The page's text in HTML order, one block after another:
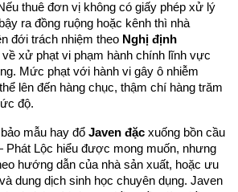
thuê đơn vị không có giấy phép xử lý
ra đồng ruộng hoặc kênh thì nhà
đới trách nhiệm theo Nghị định
về xử phạt vi phạm hành chính lĩnh vực
Mức phạt với hành vi gây ô nhiễm
lên đến hàng chục, thậm chí hàng trăm
độ.
mẫu hay đổ Javen đặc xuống bồn cầu
Lộc hiểu được mong muốn, nhưng
hướng dẫn của nhà sản xuất, hoặc ưu
dung dịch sinh học chuyên dụng. Javen